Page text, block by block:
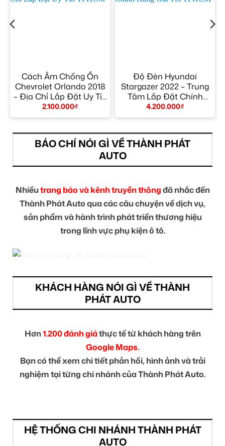
Cách Âm Chống Ồn
Chevrolet Orlando 2018
– Địa Chỉ Lắp Đặt Uy Tín
TPHCM
2.100.000₫
Độ Đèn Hyundai
Stargazer 2022 – Trung
Tâm Lắp Đặt Chính
Hãng Giá Tốt TPHCM
4.200.000₫
BÁO CHÍ NÓI GÌ VỀ THÀNH PHÁT
AUTO
Nhiềutrang báo và kênh truyền thôngđã nhắc đến
Thành Phát Auto qua các câu chuyện về dịch vụ,
sản phẩm và hành trình phát triển thương hiệu
trong lĩnh vực phụ kiện ô tô.
KHÁCH HÀNG NÓI GÌ VỀ THÀNH
PHÁT AUTO
Hơn1.200 đánh giáthực tế từ khách hàng trên
Google Maps.
Bạn có thể xem chi tiết phản hồi, hình ảnh và trải
nghiệm tại từng chi nhánh của Thành Phát Auto.
HỆ THỐNG CHI NHÁNH THÀNH PHÁT
AUTO